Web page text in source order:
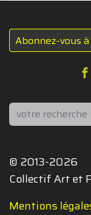
Abonnez-vous
Rechercher
© 2013-2026
Collectif Art et
Mentions